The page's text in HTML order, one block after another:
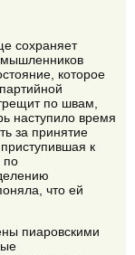
сохраняет
которое
по швам,
наступило время
за принятие
к
по
что ей
пиаровскими